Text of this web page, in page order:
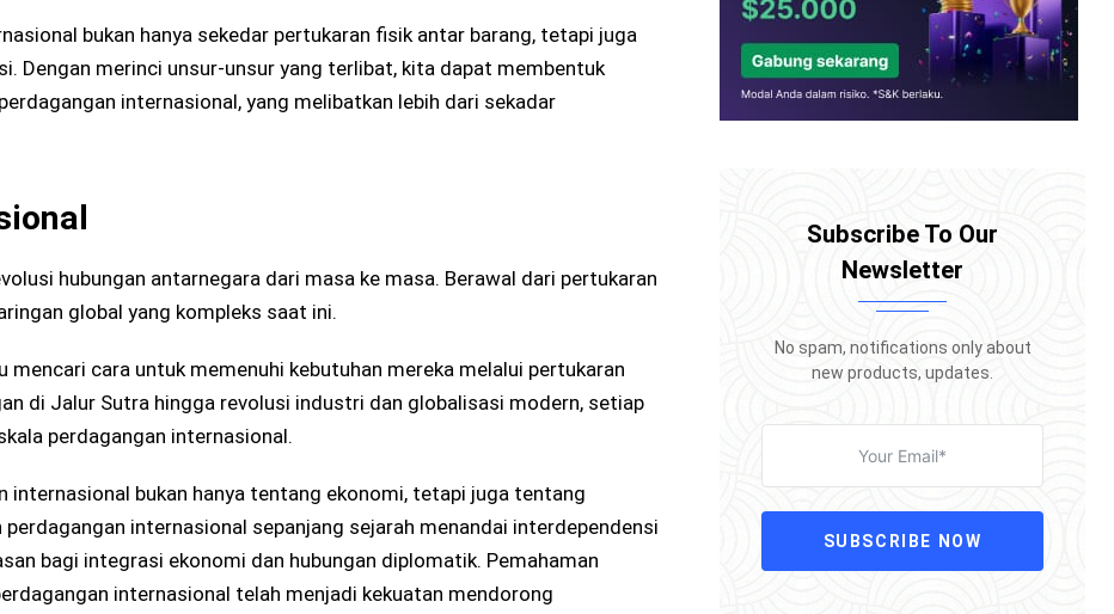
bukan hanya sekedar pertukaran fisik antar barang, tetapi juga
Dengan merinci unsur-unsur yang terlibat, kita dapat membentuk
internasional, yang melibatkan lebih dari sekadar
hubungan antarnegara dari masa ke masa. Berawal dari pertukaran
global yang kompleks saat ini.
mencari cara untuk memenuhi kebutuhan mereka melalui pertukaran
di Jalur Sutra hingga revolusi industri dan globalisasi modern, setiap
perdagangan internasional.
internasional bukan hanya tentang ekonomi, tetapi juga tentang
internasional sepanjang sejarah menandai interdependensi
bagi integrasi ekonomi dan hubungan diplomatik. Pemahaman
internasional telah menjadi kekuatan mendorong
Subscribe To Our
Newsletter
No spam, notifications only about
new products, updates.
SUBSCRIBE NOW